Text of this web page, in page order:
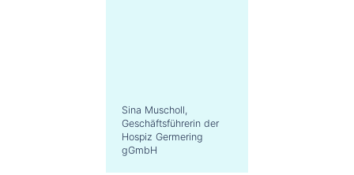
Sina Muscholl,
Geschäftsführerin der
Hospiz Germering
gGmbH